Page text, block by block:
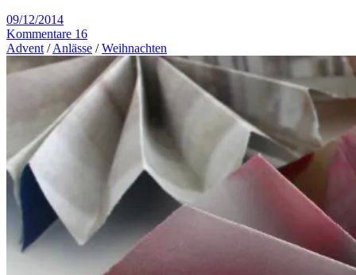
09/12/2014
Kommentare 16
Advent /Anlässe /Weihnachten